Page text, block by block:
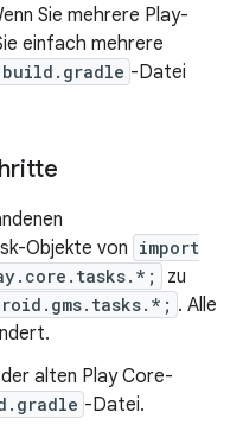
Sie mehrere Play-
einfach mehrere
build.gradle -Datei
Objekte von import
zu
. Alle
alten Play Core-
-Datei.